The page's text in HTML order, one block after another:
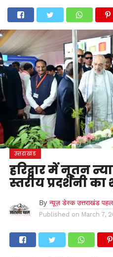
उत्तराखंड अल्मोड़ा उत्तरकाशी उधम सिंह
देहरादून
नैनीताल पिथौरागढ़ पौड़ी गढ़वाल
मनोरंजन
उत्तराखंड
हरिद्वार में नूतन
स्तरीय प्रदर्शनी
By न्यूज़ डेस्क उत्तराखंड पहल
Published on March 7,